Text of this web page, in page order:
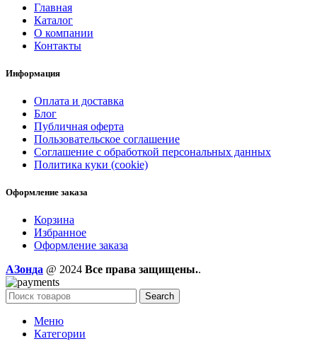
Главная
Каталог
О компании
Контакты
Информация
Оплата и доставка
Блог
Публичная оферта
Пользовательское соглашение
Соглашение с обработкой персональных данных
Политика куки (cookie)
Оформление заказа
Корзина
Избранное
Оформление заказа
AЗонда @ 2024 Все права защищены..
Search
Меню
Категории